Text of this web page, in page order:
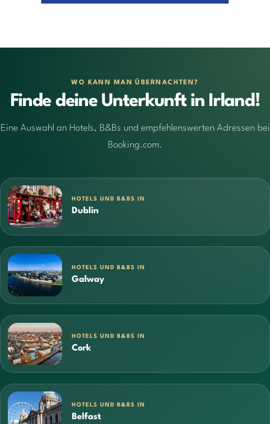
WO KANN MAN ÜBERNACHTEN?
Finde deine Unterkunft in Irland!
Eine Auswahl an Hotels, B&Bs und empfehlenswerten Adressen bei
Booking.com.
HOTELS UND B&BS IN
Dublin
HOTELS UND B&BS IN
Galway
HOTELS UND B&BS IN
Cork
HOTELS UND B&BS IN
Belfast